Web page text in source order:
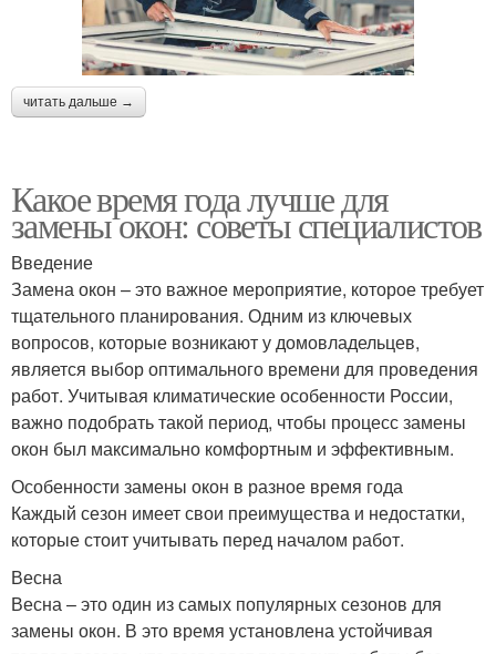
читать дальше →
Какое время года лучше для
замены окон: советы специалистов
Введение
Замена окон – это важное мероприятие, которое требует
тщательного планирования. Одним из ключевых
вопросов, которые возникают у домовладельцев,
является выбор оптимального времени для проведения
работ. Учитывая климатические особенности России,
важно подобрать такой период, чтобы процесс замены
окон был максимально комфортным и эффективным.
Особенности замены окон в разное время года
Каждый сезон имеет свои преимущества и недостатки,
которые стоит учитывать перед началом работ.
Весна
Весна – это один из самых популярных сезонов для
замены окон. В это время установлена устойчивая